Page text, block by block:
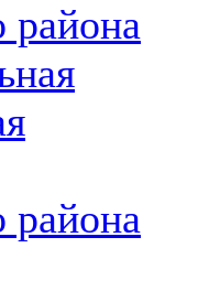
района
района